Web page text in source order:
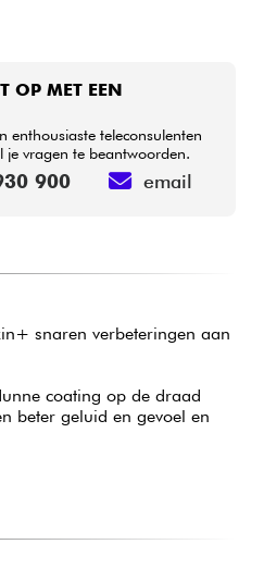
OP MET EEN
enthousiaste teleconsulenten
vragen te beantwoorden.
900 email
snaren verbeteringen aan
coating op de draad
beter geluid en gevoel en